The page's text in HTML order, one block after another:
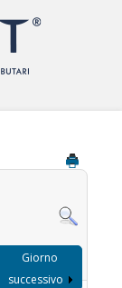
Giorno
successivo